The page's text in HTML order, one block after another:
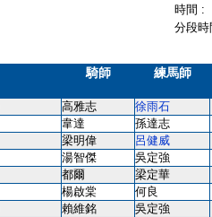
時間 :
分段
騎師 練馬師
高雅志 徐雨石
韋達 孫達志
梁明偉 呂健威
湯智傑 吳定強
都爾 梁定華
楊啟棠 何良
賴維銘 吳定強